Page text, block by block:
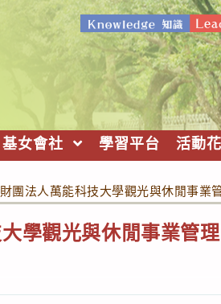
基女會社 學習平台 活動
團法人萬能科技大學觀光與休閒事業
學觀光與休閒事業管